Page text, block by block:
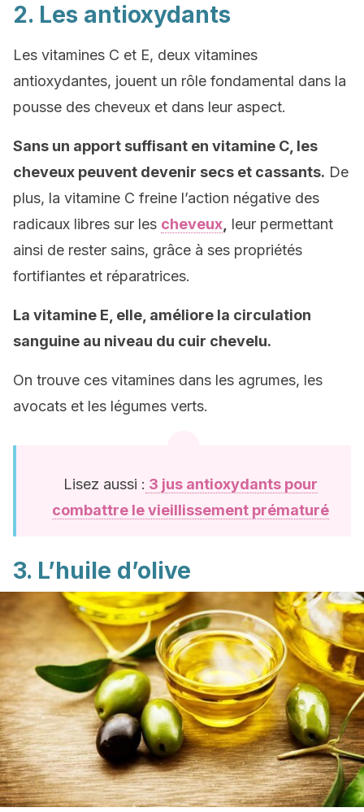
2. Les antioxydants
Les vitamines C et E, deux vitamines
antioxydantes, jouent un rôle fondamental dans la
pousse des cheveux et dans leur aspect.
Sans un apport suffisant en vitamine C, les
cheveux peuvent devenir secs et cassants. De
plus, la vitamine C freine l’action négative des
radicaux libres sur les cheveux leur permettant
ainsi de rester sains, grâce à ses propriétés
fortifiantes et réparatrices.
La vitamine E, elle, améliore la circulation
sanguine au niveau du cuir chevelu.
On trouve ces vitamines dans les agrumes, les
avocats et les légumes verts.
Lisez aussi : 3 jus antioxydants pour
combattre le vieillissement prématuré
3. L’huile d’olive